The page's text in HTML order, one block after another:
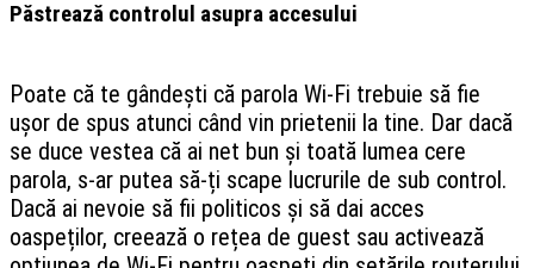
Păstrează controlul asupra accesului
Poate că te gândești că parola Wi-Fi trebuie să fie
ușor de spus atunci când vin prietenii la tine. Dar dacă
se duce vestea că ai net bun și toată lumea cere
parola, s-ar putea să-ți scape lucrurile de sub control.
Dacă ai nevoie să fii politicos și să dai acces
oaspeților, creează o rețea de guest sau activează